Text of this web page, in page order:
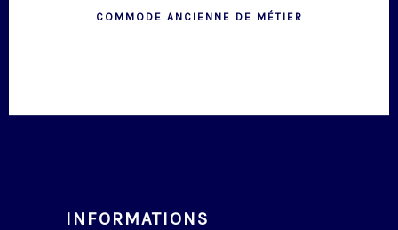
COMMODE ANCIENNE DE MÉTIER
INFORMATIONS